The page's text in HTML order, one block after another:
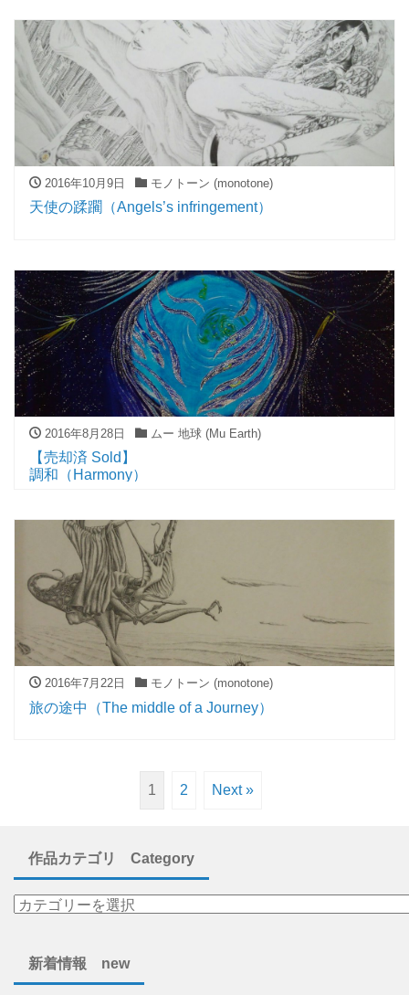
2016年10月9日 モノトーン (monotone)
天使の蹂躙（Angels’s infringement）
2016年8月28日 ムー 地球 (Mu Earth)
【売却済 Sold】
調和（Harmony）
2016年7月22日 モノトーン (monotone)
旅の途中（The middle of a Journey）
1 2 Next »
作品カテゴリ Category
新着情報 new